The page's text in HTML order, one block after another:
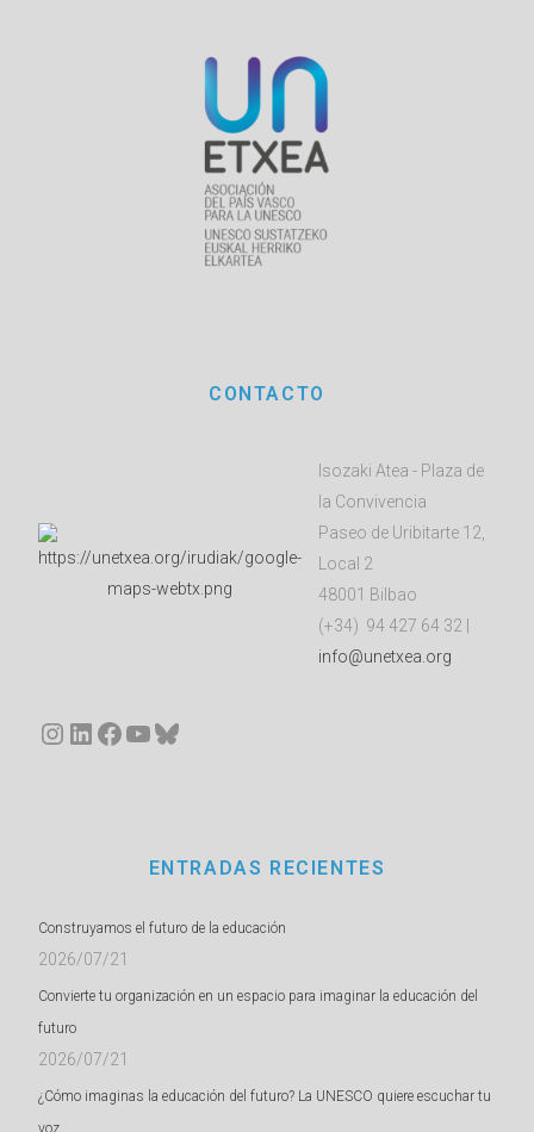
CONTACTO
Isozaki Atea - Plaza de
la Convivencia
Paseo de Uribitarte 12,
Local 2
48001 Bilbao
(+34) 94 427 64 32 |
info@unetxea.org
Instagram
LinkedIn
Facebook
YouTube
Bluesky
ENTRADAS RECIENTES
Construyamos el futuro de la educación
2026/07/21
Convierte tu organización en un espacio para imaginar la educación del
futuro
2026/07/21
¿Cómo imaginas la educación del futuro? La UNESCO quiere escuchar tu
voz